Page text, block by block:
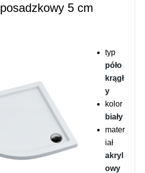
posadzkowy 5 cm
typ
póło
krągł
y
kolor
biały
mater
iał
akryl
owy